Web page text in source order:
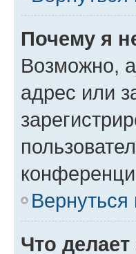
Почему я
Возможно,
адрес или
Вернуться
Что